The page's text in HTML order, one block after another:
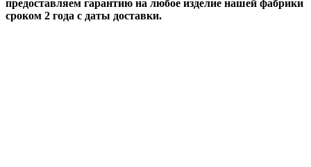
предоставляем гарантию на любое изделие нашей фабрики
сроком 2 года с даты доставки.